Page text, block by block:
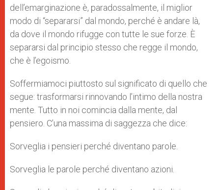
dell’emarginazione è, parados­salmente, il miglior
modo di “separarsi” dal mondo, perché è andare là,
da dove il mondo rifugge con tutte le sue forze. È
separarsi dal principio stesso che regge il mondo,
che è l’egoismo.
Soffermiamoci piuttosto sul significato di quello che
segue: trasformarsi rinnovando l’intimo della nostra
mente. Tutto in noi comincia dalla mente, dal
pensiero. C’una massima di saggezza che dice:
Sorveglia i pensieri perché diventano parole.
Sorveglia le parole perché diventano azioni.